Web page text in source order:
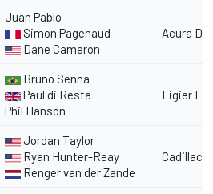
Juan Pablo
Simon Pagenaud
Dane Cameron
Acura DPi
Bruno Senna
Paul di Resta
Phil Hanson
Ligier
Jordan Taylor
Ryan Hunter-Reay
Renger van der Zande
Cadillac